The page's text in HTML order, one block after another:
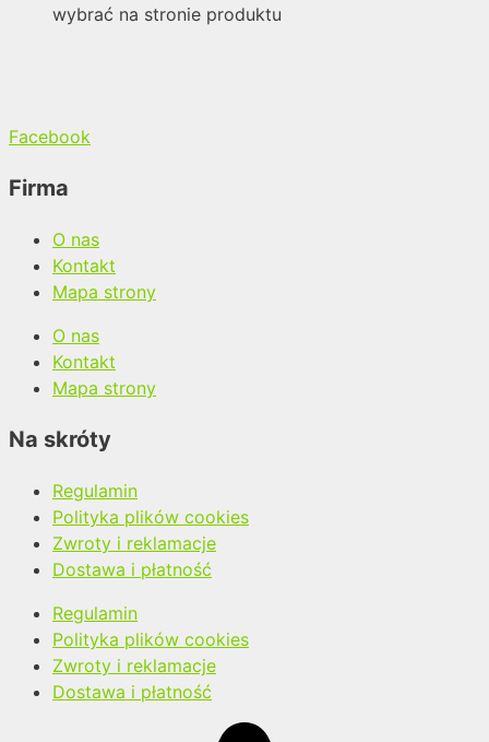
wybrać na stronie produktu
Facebook
Firma
O nas
Kontakt
Mapa strony
O nas
Kontakt
Mapa strony
Na skróty
Regulamin
Polityka plików cookies
Zwroty i reklamacje
Dostawa i płatność
Regulamin
Polityka plików cookies
Zwroty i reklamacje
Dostawa i płatność